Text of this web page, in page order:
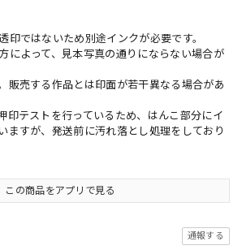
印ではないため別途インクが必要です。
によって、見本写真の通りにならない場合が
販売する作品とは印面が若干異なる場合があ
印テストを行っているため、はんこ部分にイ
ますが、発送前に汚れ落とし処理をしており
この商品をアプリで見る
通報する